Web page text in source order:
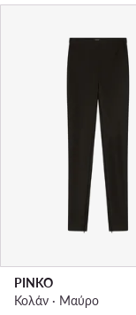
PINKO
Κολάν · Μαύρο